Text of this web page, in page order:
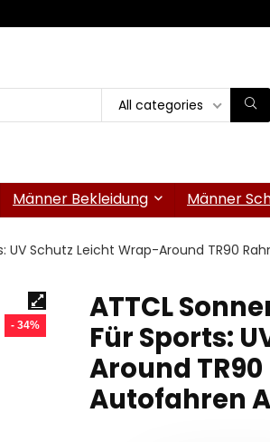
All categories
Männer Bekleidung Männer
UV Schutz Leicht Wrap-Around TR90
- 34%
ATTCL
Für Sports:
Around
Autofahren